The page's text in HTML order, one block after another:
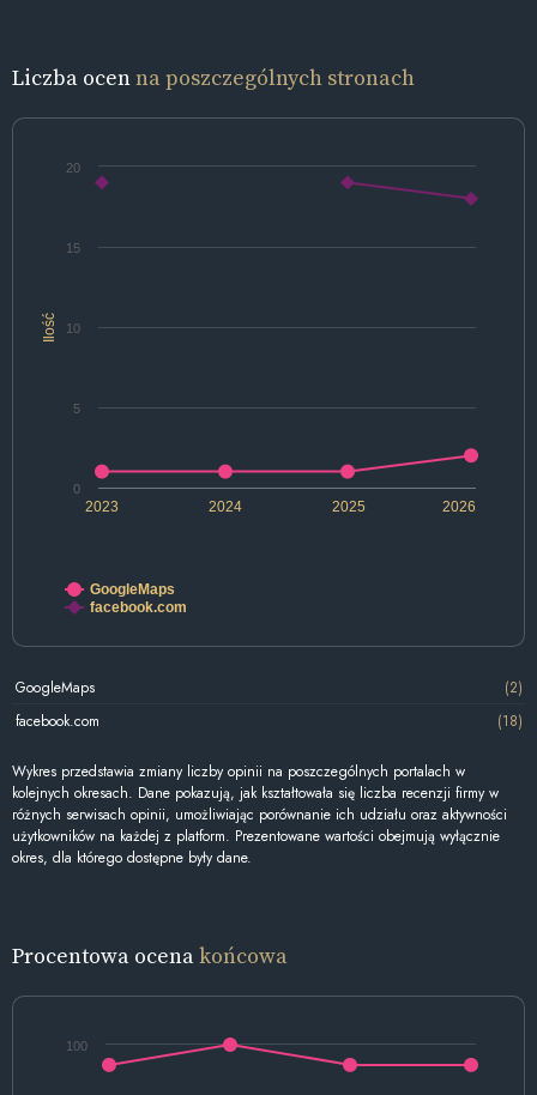
Liczba ocenna poszczególnych stronach
Ilość
2024 2026
2023 2025
0
5
10
15
20
GoogleMaps
facebook.com
GoogleMaps
(2)
facebook.com
(18)
Wykres przedstawia zmiany liczby opinii na poszczególnych portalach w
kolejnych okresach. Dane pokazują, jak kształtowała się liczba recenzji firmy w
różnych serwisach opinii, umożliwiając porównanie ich udziału oraz aktywności
użytkowników na każdej z platform. Prezentowane wartości obejmują wyłącznie
okres, dla którego dostępne były dane.
Procentowa ocenakońcowa
100